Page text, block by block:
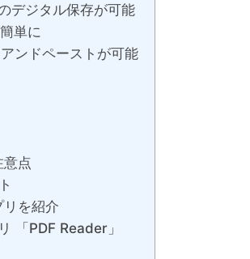
デジタル保存が可能
単に
ンドペーストが可能
意点
を紹介
「PDF Reader」